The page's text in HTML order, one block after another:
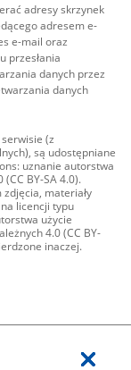
adresy skrzynek
adresem e-
e-mail oraz
przesłania
danych przez
danych
(z
są udostępniane
uznanie autorstwa
BY-SA 4.0).
materiały
licencji typu
użycie
4.0 (CC BY-
inaczej.